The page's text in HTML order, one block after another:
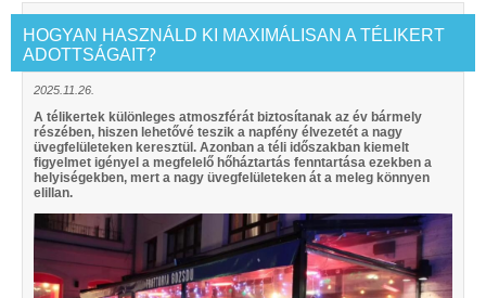
HOGYAN HASZNÁLD KI MAXIMÁLISAN A TÉLIKERT
ADOTTSÁGAIT?
2025.11.26.
A télikertek különleges atmoszférát biztosítanak az év bármely
részében, hiszen lehetővé teszik a napfény élvezetét a nagy
üvegfelületeken keresztül. Azonban a téli időszakban kiemelt
figyelmet igényel a megfelelő hőháztartás fenntartása ezekben a
helyiségekben, mert a nagy üvegfelületeken át a meleg könnyen
elillan.